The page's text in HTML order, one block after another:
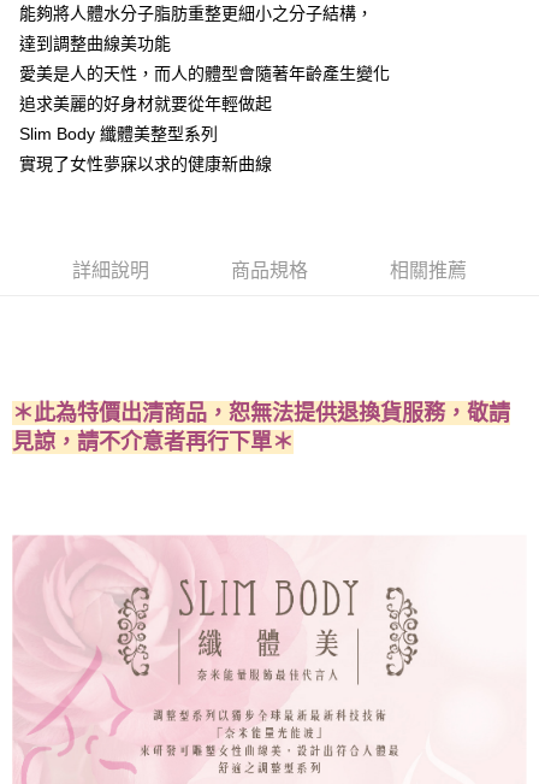
結帳頁面，進行簡訊認證並確認金額後，即可完成結帳。
２．訂單成立數日內，您將收到繳費通知簡訊。
３．收到繳費通知簡訊後14天內，點擊此簡訊中的連結，可透過四大超商／
ATM／網路銀行／等多元方式進行付款，方視為交易完成。
※ 請注意：結帳手續完成當下不需立刻繳費，但若您需要取消訂單，請聯絡
後付繳納相關費用。
※ 交易是否成功請以「AFTEE先享後付 」之結帳頁面顯示為準，若有關於
１．透過由恩沛科技股份有限公司提供之「AFTEE先享後付」服務完成之交
「AFTEE先享後付」，若未經同意申辦者引起之損失，本公司不負相關責
任。
４．使用「AFTEE先享後付」時，將依據個別帳號之用戶狀況，依本公司即
恩沛科技股份有限公司將有權停止該用戶之使用額度並採取法律行動。
付款後全家取貨
每筆NT$60，滿NT$490(含以上)免運費
7-11取貨付款
付款後7-11取貨
每筆NT$80，滿NT$490(含以上)免運費
能夠將人體水分子脂肪重整更細小之分子結構，
達到調整曲線美功能
愛美是人的天性，而人的體型會隨著年齡產生變化
追求美麗的好身材就要從年輕做起
Slim Body 纖體美整型系列
實現了女性夢寐以求的健康新曲線
詳細說明 商品規格 相關推薦
＊此為特價出清商品，恕無法提供退換貨服務，敬請
見諒，請不介意者再行下單＊